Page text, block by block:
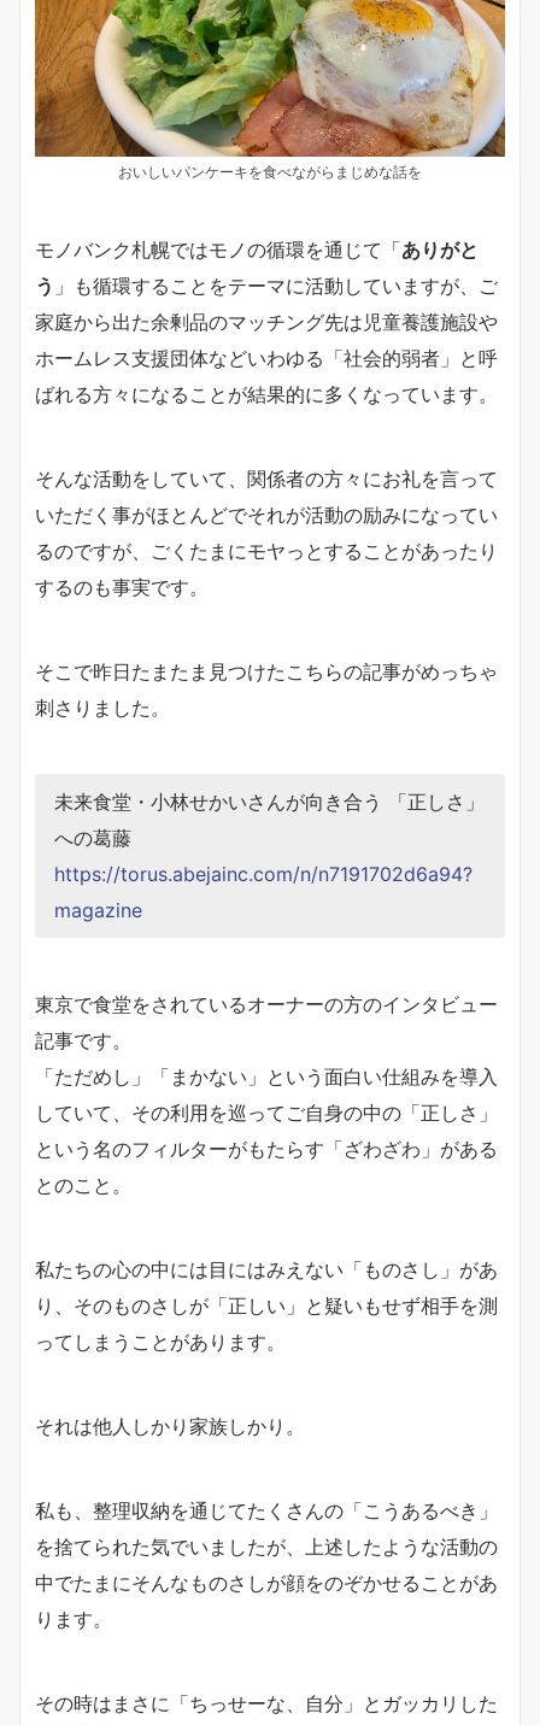
おいしいパンケーキを食べながらまじめな話を
モノバンク札幌ではモノの循環を通じて「ありがと
う 」も循環することをテーマに活動していますが、ご
家庭から出た余剰品のマッチング先は児童養護施設や
ホームレス支援団体などいわゆる「社会的弱者」と呼
ばれる方々になることが結果的に多くなっています。
そんな活動をしていて、関係者の方々にお礼を言って
いただく事がほとんどでそれが活動の励みになってい
るのですが、ごくたまにモヤっとすることがあったり
するのも事実です。
そこで昨日たまたま見つけたこちらの記事がめっちゃ
刺さりました。
未来食堂・小林せかいさんが向き合う 「正しさ」
への葛藤
https://torus.abejainc.com/n/n7191702d6a94?
magazine
東京で食堂をされているオーナーの方のインタビュー
記事です。
「ただめし」「まかない」という面白い仕組みを導入
していて、その利用を巡ってご自身の中の「正しさ」
という名のフィルターがもたらす「ざわざわ」がある
とのこと。
私たちの心の中には目にはみえない「ものさし」があ
り、そのものさしが「正しい」と疑いもせず相手を測
ってしまうことがあります。
それは他人しかり家族しかり。
私も、整理収納を通じてたくさんの「こうあるべき」
を捨てられた気でいましたが、上述したような活動の
中でたまにそんなものさしが顔をのぞかせることがあ
ります。
その時はまさに「ちっせーな、自分」とガッカリした